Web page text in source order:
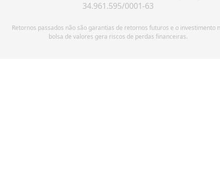
34.961.595/0001-63
Retornos passados não são garantias de retornos futuros e o investimento
bolsa de valores gera riscos de perdas financeiras.